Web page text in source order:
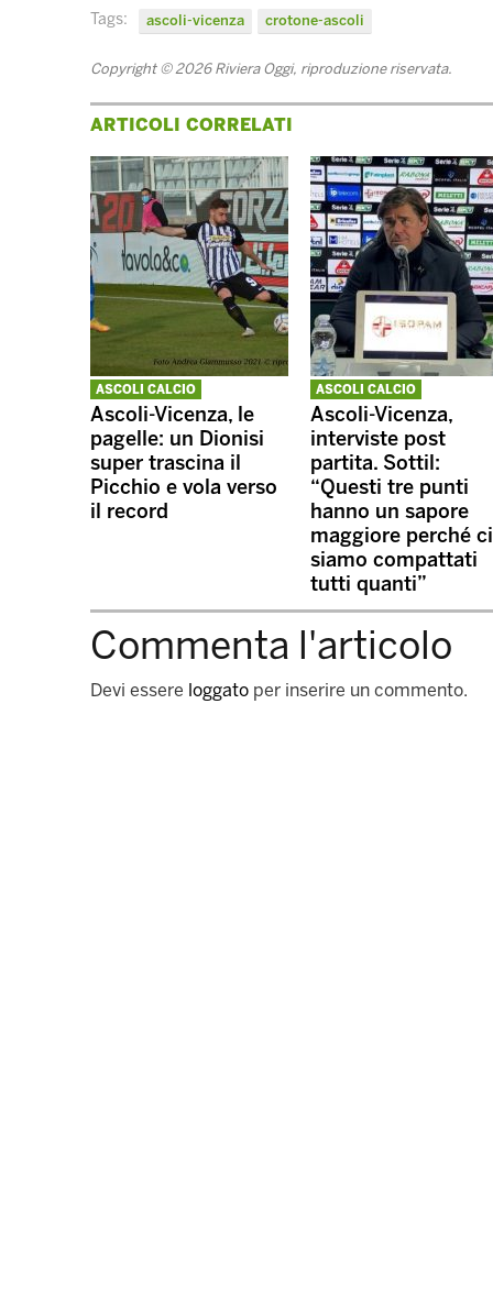
Tags: ascoli-vicenza crotone-ascoli
Copyright © 2026 Riviera Oggi, riproduzione riservata.
ARTICOLI CORRELATI
ASCOLI CALCIO
Ascoli-Vicenza, le
pagelle: un Dionisi
super trascina il
Picchio e vola verso
il record
ASCOLI CALCIO
Ascoli-Vicenza,
interviste post
partita. Sottil:
“Questi tre punti
hanno un sapore
maggiore perché ci
siamo compattati
tutti quanti”
Commenta l'articolo
Devi essere loggato per inserire un commento.